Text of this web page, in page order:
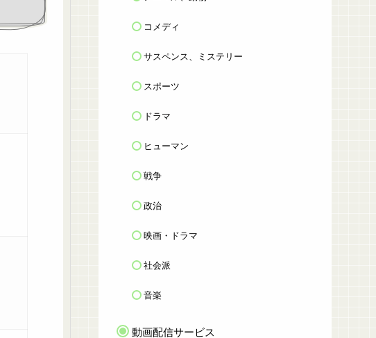
コメディ
サスペンス、ミステリー
スポーツ
ドラマ
ヒューマン
戦争
政治
映画・ドラマ
社会派
音楽
動画配信サービス